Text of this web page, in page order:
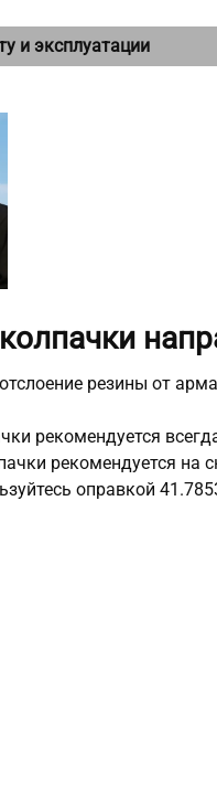
и эксплуатации
резины от
рекомендуется
рекомендуется на
оправкой